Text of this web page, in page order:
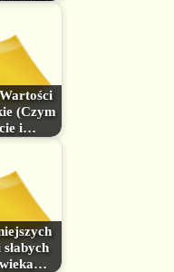
(Czym
i…